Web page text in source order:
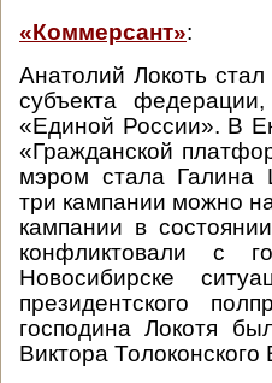
«Коммерсант»:
Анатолий Локоть
субъекта
«Единой России». В
«Гражданской
мэром стала Галина
три кампании можно
кампании в
конфликтовали с
Новосибирске
президентского
господина Локотя
Виктора Толоконского